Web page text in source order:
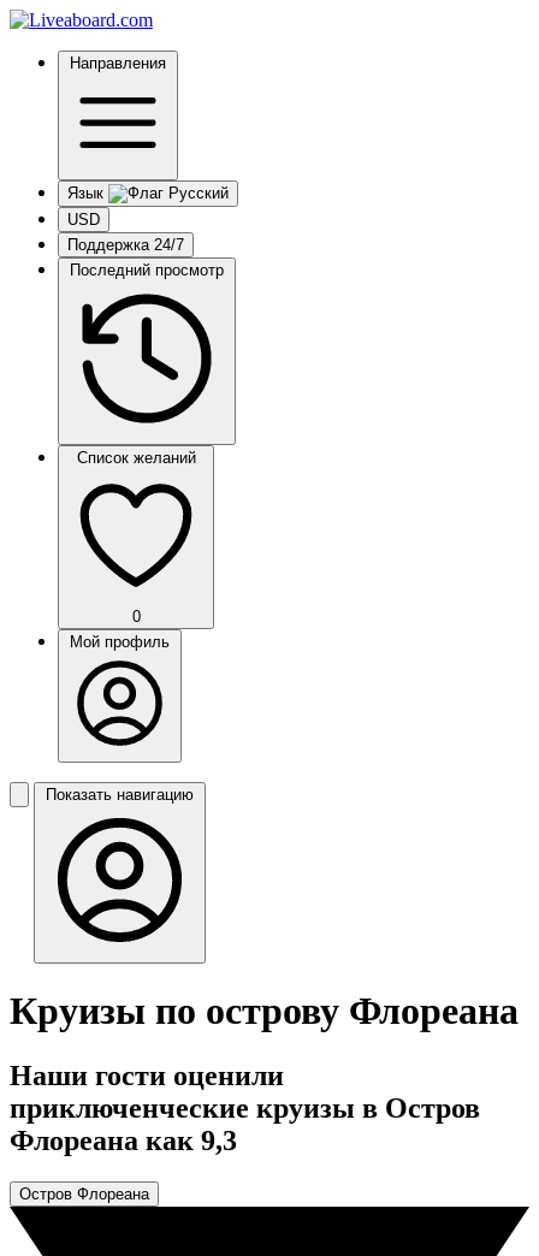
Направления
Язык
USD
Поддержка 24/7
Последний просмотр
Список желаний
0
Мой профиль
Показать навигацию
Круизы по острову Флореана
Наши гости оценили
приключенческие круизы в Остров
Флореана как 9,3
Остров Флореана